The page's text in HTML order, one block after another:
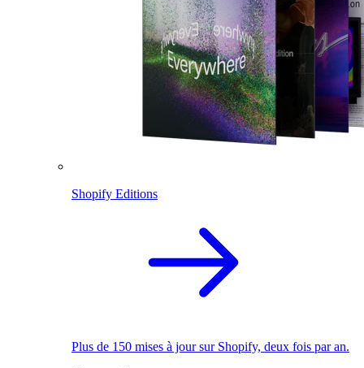
Shopify Editions
Plus de 150 mises à jour sur Shopify, deux fois par an.